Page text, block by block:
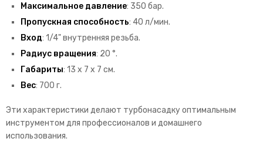
Максимальное давление: 350 бар.
Пропускная способность: 40 л/мин.
Вход: 1/4" внутренняя резьба.
Радиус вращения: 20 °.
Габариты: 13 х 7 х 7 см.
Вес: 700 г.
Эти характеристики делают турбонасадку оптимальным
инструментом для профессионалов и домашнего
использования.